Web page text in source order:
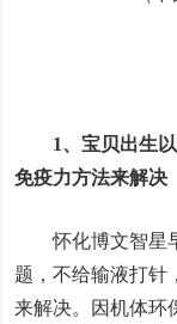
1、宝贝出生
免疫力方法来解决
怀化博文智星
题，不给输液打针
来解决。因机体环